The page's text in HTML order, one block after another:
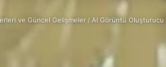
ve Güncel Gelişmeler / AI Görüntü Oluşturucu